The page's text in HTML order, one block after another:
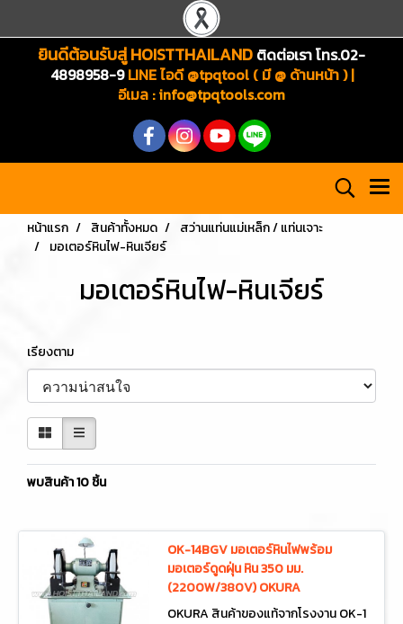
ยินดีต้อนรับสู่ HOISTTHAILAND ติดต่อเรา โทร.02-
4898958-9LINE ไอดี @tpqtool ( มี @ ด้านหน้า ) |
อีเมล :info@tpqtools.com
หน้าแรก สินค้าทั้งหมด
สว่านแท่นแม่เหล็ก / แท่นเจาะ
มอเตอร์หินไฟ-หินเจียร์
มอเตอร์หินไฟ-หินเจียร์
เรียงตาม
พบสินค้า 10 ชิ้น
OK-14BGV มอเตอร์หินไฟพร้อม
มอเตอร์ดูดฝุ่น หิน 350 มม.
(2200W/380V) OKURA
OKURA สินค้าของแท้จากโรงงาน OK-1